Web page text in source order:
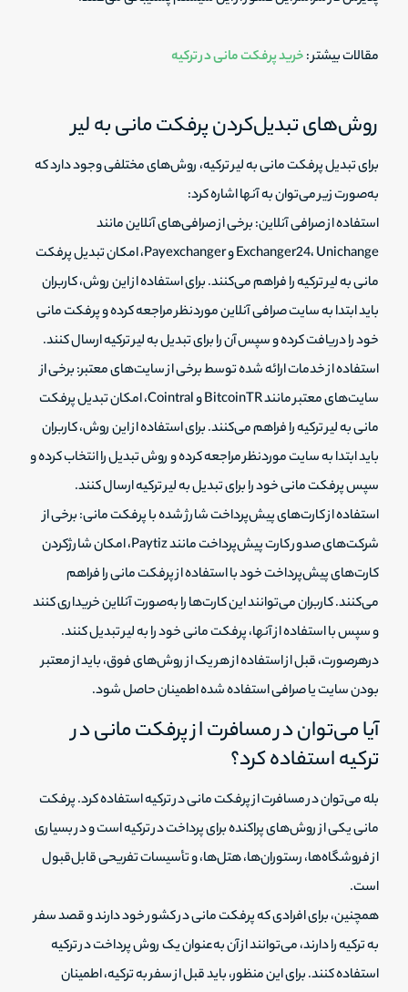
مقالات بیشتر :خرید پرفکت مانی در ترکیه
روش‌های تبدیل‌کردن پرفکت مانی به لیر
برای تبدیل پرفکت مانی به لیر ترکیه، روش‌های مختلفی وجود دارد که
به‌صورت زیر می‌توان به آنها اشاره کرد:
استفاده از صرافی آنلاین: برخی از صرافی‌های آنلاین مانند
Exchanger24، Unichange و Payexchanger، امکان تبدیل پرفکت
مانی به لیر ترکیه را فراهم می‌کنند. برای استفاده از این روش، کاربران
باید ابتدا به سایت صرافی آنلاین موردنظر مراجعه کرده و پرفکت مانی
خود را دریافت کرده و سپس آن را برای تبدیل به لیر ترکیه ارسال کنند.
استفاده از خدمات ارائه شده توسط برخی از سایت‌های معتبر: برخی از
سایت‌های معتبر مانند BitcoinTR و Cointral، امکان تبدیل پرفکت
مانی به لیر ترکیه را فراهم می‌کنند. برای استفاده از این روش، کاربران
باید ابتدا به سایت موردنظر مراجعه کرده و روش تبدیل را انتخاب کرده و
سپس پرفکت مانی خود را برای تبدیل به لیر ترکیه ارسال کنند.
استفاده از کارت‌های پیش‌پرداخت شارژ شده با پرفکت مانی: برخی از
شرکت‌های صدور کارت پیش‌پرداخت مانند Paytiz، امکان شارژکردن
کارت‌های پیش‌پرداخت خود با استفاده از پرفکت مانی را فراهم
می‌کنند. کاربران می‌توانند این کارت‌ها را به‌صورت آنلاین خریداری کنند
و سپس با استفاده از آنها، پرفکت مانی خود را به لیر تبدیل کنند.
درهرصورت، قبل از استفاده از هر یک از روش‌های فوق، باید از معتبر
بودن سایت یا صرافی استفاده شده اطمینان حاصل شود.
آیا می‌توان در مسافرت از پرفکت مانی در
ترکیه استفاده کرد؟
بله می‌توان در مسافرت از پرفکت مانی در ترکیه استفاده کرد. پرفکت
مانی یکی از روش‌های پراکنده برای پرداخت در ترکیه است و در بسیاری
از فروشگاه‌ها، رستوران‌ها، هتل‌ها، و تأسیسات تفریحی قابل‌قبول
است.
همچنین، برای افرادی که پرفکت مانی در کشور خود دارند و قصد سفر
به ترکیه را دارند، می‌توانند از آن به‌عنوان یک روش پرداخت در ترکیه
استفاده کنند. برای این منظور، باید قبل از سفر به ترکیه، اطمینان